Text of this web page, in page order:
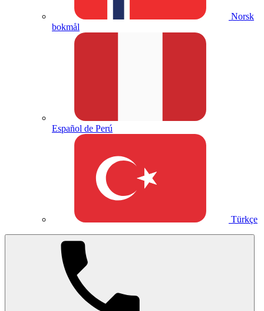
Norsk
bokmål
Español de Perú
Türkçe